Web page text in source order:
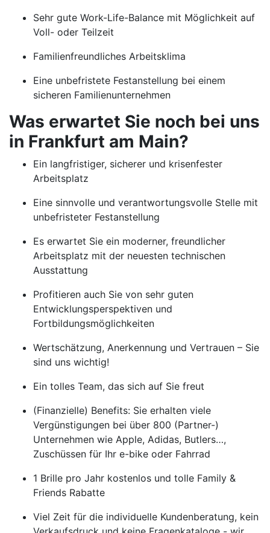
Sehr gute Work-Life-Balance mit Möglichkeit auf
Voll- oder Teilzeit
Familienfreundliches Arbeitsklima
Eine unbefristete Festanstellung bei einem
sicheren Familienunternehmen
Was erwartet Sie noch bei uns
in Frankfurt am Main?
Ein langfristiger, sicherer und krisenfester
Arbeitsplatz
Eine sinnvolle und verantwortungsvolle Stelle mit
unbefristeter Festanstellung
Es erwartet Sie ein moderner, freundlicher
Arbeitsplatz mit der neuesten technischen
Ausstattung
Profitieren auch Sie von sehr guten
Entwicklungsperspektiven und
Fortbildungsmöglichkeiten
Wertschätzung, Anerkennung und Vertrauen – Sie
sind uns wichtig!
Ein tolles Team, das sich auf Sie freut
(Finanzielle) Benefits: Sie erhalten viele
Vergünstigungen bei über 800 (Partner-)
Unternehmen wie Apple, Adidas, Butlers…,
Zuschüssen für Ihr e-bike oder Fahrrad
1 Brille pro Jahr kostenlos und tolle Family &
Friends Rabatte
Viel Zeit für die individuelle Kundenberatung, kein